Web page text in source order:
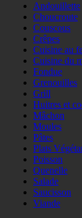
Andouillette
Choucroute
Couscous
Crêpes
Cuisine au
Cuisine du
Fondue
Grenouilles
Grill
Huitres et
Mâchon
Moules
Pâtes
Plats
Poisson
Quenelle
Salade
Saucisson
Viande